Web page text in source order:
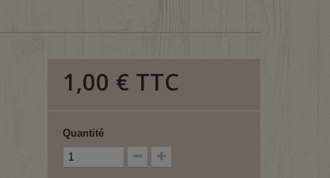
1,00 € TTC
Quantité